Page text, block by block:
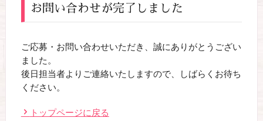
お問い合わせが完了しました
ご応募・お問い合わせいただき、誠にありがとうござい
ました。
後日担当者よりご連絡いたしますので、しばらくお待ち
ください。
トップページに戻る